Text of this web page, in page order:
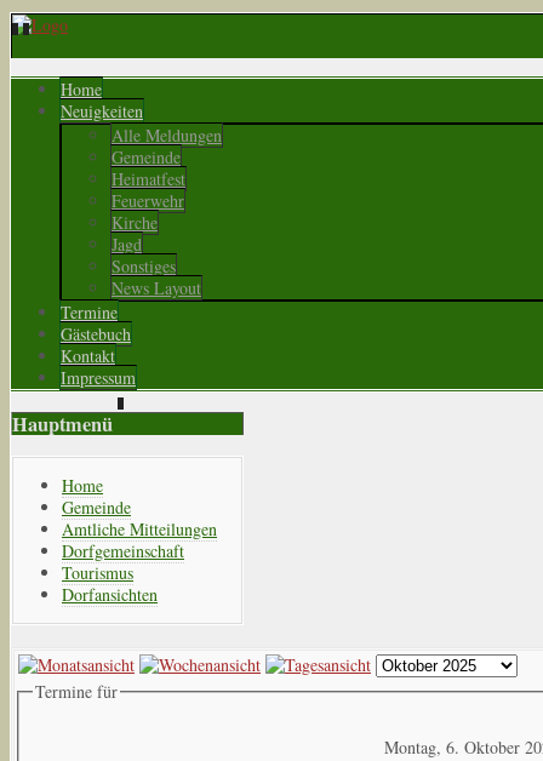
Home
Neuigkeiten
Alle Meldungen
Gemeinde
Heimatfest
Feuerwehr
Kirche
Jagd
Sonstiges
News Layout
Termine
Gästebuch
Kontakt
Impressum
Hauptmenü
Home
Gemeinde
Amtliche Mitteilungen
Dorfgemeinschaft
Tourismus
Dorfansichten
Termine für
Montag, 6. Oktober